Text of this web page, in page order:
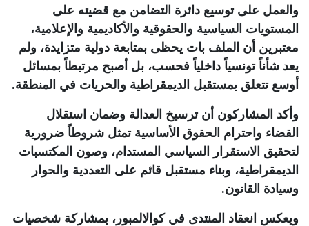
والعمل على توسيع دائرة التضامن مع قضيته على
المستويات السياسية والحقوقية والأكاديمية والإعلامية،
معتبرين أن الملف بات يحظى بمتابعة دولية متزايدة، ولم
يعد شأناً تونسياً داخلياً فحسب، بل أصبح مرتبطاً بمسائل
أوسع تتعلق بمستقبل الديمقراطية والحريات في المنطقة.
وأكد المشاركون أن ترسيخ العدالة وضمان استقلال
القضاء واحترام الحقوق الأساسية تمثل شروطاً ضرورية
لتحقيق الاستقرار السياسي المستدام، وصون المكتسبات
الديمقراطية، وبناء مستقبل قائم على التعددية والحوار
وسيادة القانون.
ويعكس انعقاد المنتدى في كوالالمبور، بمشاركة شخصيات